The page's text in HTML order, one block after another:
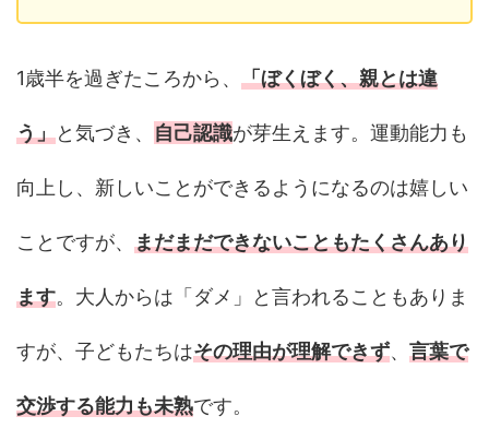
1歳半を過ぎたころから、 「ぼくぼく、親とは違
う」と気づき、 自己認識が芽生えます。運動能力も
向上し、新しいことができるようになるのは嬉しい
ことですが、 まだまだできないこともたくさんあり
ます。大人からは「ダメ」と言われることもありま
すが、子どもたちはその理由が理解できず、 言葉で
交渉する能力も未熟です。